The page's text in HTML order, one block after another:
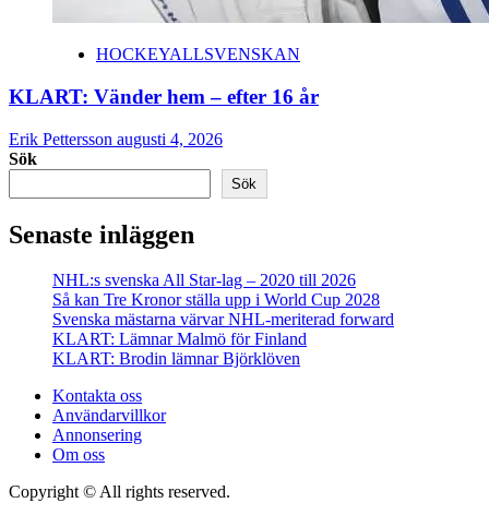
HOCKEYALLSVENSKAN
KLART: Vänder hem – efter 16 år
Erik Pettersson augusti 4, 2026
Sök
Sök
Senaste inläggen
NHL:s svenska All Star-lag – 2020 till 2026
Så kan Tre Kronor ställa upp i World Cup 2028
Svenska mästarna värvar NHL-meriterad forward
KLART: Lämnar Malmö för Finland
KLART: Brodin lämnar Björklöven
Kontakta oss
Användarvillkor
Annonsering
Om oss
Copyright © All rights reserved.